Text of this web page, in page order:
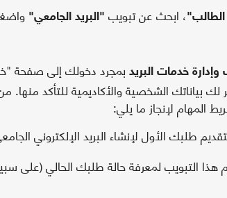
الطالب"، ابحث عن تبويب "البريد الجامعي"
وإدارة خدمات البريدبمجرد دخولك إلى صفحة
بياناتك الشخصية والأكاديمية للتأكد منها.
المهام لإنجاز ما يلي:
طلبك الأول لإنشاء البريد الإلكتروني
هذا التبويب لمعرفة حالة طلبك الحالي (على